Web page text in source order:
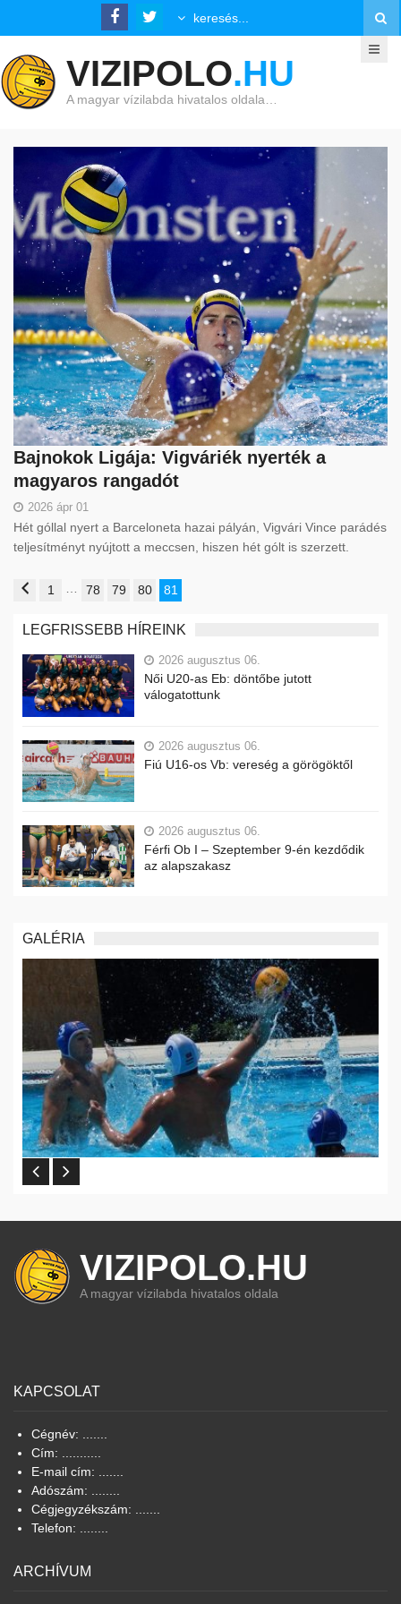
VIZIPOLO.HU
A magyar vízilabda hivatalos oldala…
Bajnokok Ligája: Vigváriék nyerték a
magyaros rangadót
2026 ápr 01
Hét góllal nyert a Barceloneta hazai pályán, Vigvári Vince parádés
teljesítményt nyújtott a meccsen, hiszen hét gólt is szerzett.
1 78 79 80 81
LEGFRISSEBB HÍREINK
2026 augusztus 06.
Női U20-as Eb: döntőbe jutott
válogatottunk
2026 augusztus 06.
Fiú U16-os Vb: vereség a görögöktől
2026 augusztus 06.
Férfi Ob I – Szeptember 9-én kezdődik
az alapszakasz
GALÉRIA
VIZIPOLO.HU
A magyar vízilabda hivatalos oldala
KAPCSOLAT
Cégnév: .......
Cím: ...........
E-mail cím: .......
Adószám: ........
Cégjegyzékszám: .......
Telefon: ........
ARCHÍVUM